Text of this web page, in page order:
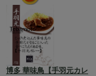
博多 華味鳥【手羽元カレ